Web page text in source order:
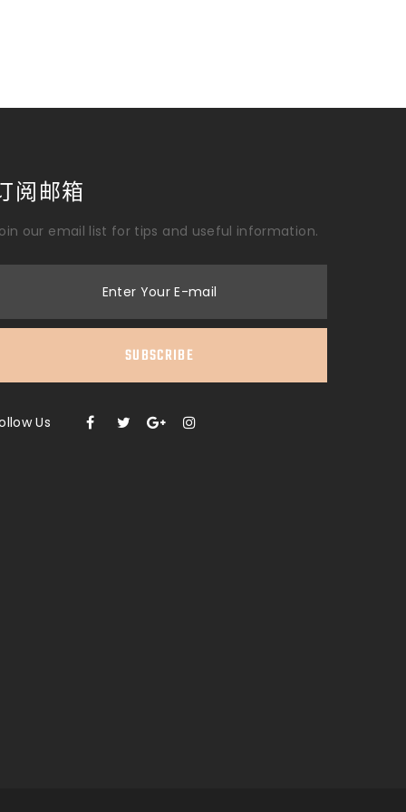
阅邮箱
our email list for tips and useful information.
Enter Your E-mail
SUBSCRIBE
Us